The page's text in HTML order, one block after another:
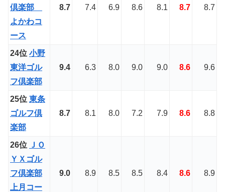
倶楽部
よかわコ
ース
8.7 7.4 6.9 8.6 8.1 8.7 8.7
24位 小野
東洋ゴル
フ倶楽部
9.4 6.3 8.0 9.0 9.0 8.6 9.6
25位 東条
ゴルフ倶
楽部
8.7 8.1 8.0 7.2 7.9 8.6 8.8
26位 ＪＯ
ＹＸゴル
フ倶楽部
上月コー
9.0 8.9 8.5 8.5 8.4 8.6 8.9